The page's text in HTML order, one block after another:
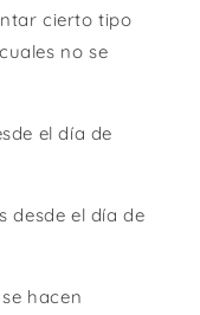
cierto tipo
no se
el día de
desde el día de
hacen